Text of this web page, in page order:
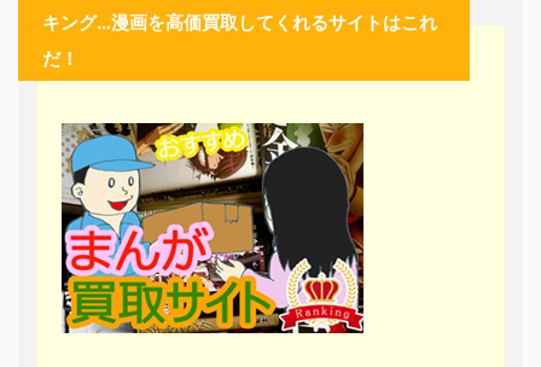
キング…漫画を高価買取してくれるサイトはこれ
だ！